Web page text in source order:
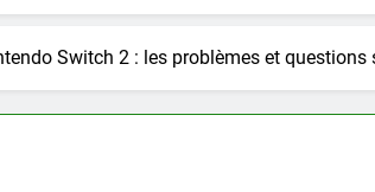
Switch 2 : les problèmes et